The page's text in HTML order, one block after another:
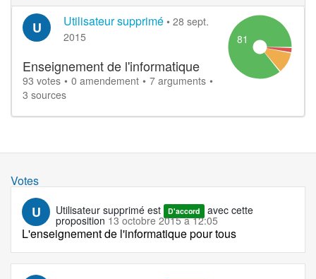
U Utilisateur supprimé • 28 sept.
2015
Enseignement de l'informatique
93 votes 0 amendement
7 arguments
3 sources
81
Votes
U Utilisateur supprimé est D'accord avec cette
proposition 13 octobre 2015 à 12:05
L'enseignement de l'informatique pour tous